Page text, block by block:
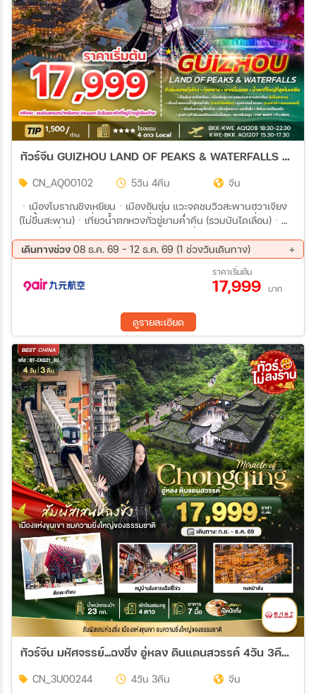
ทัวร์จีน GUIZHOU LAND OF PEAKS & WATERFALLS 5วัน 4คืน (AQ)
CN_AQ00102 5วัน 4คืน
จีน
ㆍเมืองโบราณชิงเหยียนㆍเมืองอันซุ่น แวะจดชมวิวสะพานฮวาเจียง
(ไม่ขึ้นสะพาน)ㆍเที่ยวน้ำตกหวงกั่วซู่ยามค่ำคืน (รวมบันไดเลื่อน)ㆍ
ย ㆍเมืองกุ้ยหยาง หอเจี่ยซิ่ว วัดโบราณเฉียนหนิงㆍศูนย์การค้าฮัน
เตอร์อินเตอร์เนชั่นแนลㆍตลาดชิงหยุน ㆍPOP MARTㆍห้าง MixC
เดินทางช่วง 08 ธ.ค. 69 - 12 ธ.ค. 69 (1 ช่วงวันเดินทาง)
ราคาเริ่มต้น
17,999 บาท
ดูรายละเอียด
ทัวร์จีน มหัศจรรย์...ฉงชิ่ง อู่หลง ดินแดนสวรรค์ 4วัน 3คืน (3U)
CN_3U00244 4วัน 3คืน
จีน